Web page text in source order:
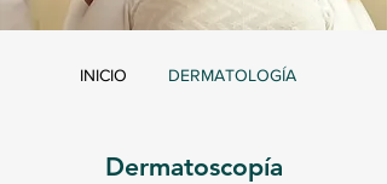
INICIO DERMATOLOGÍA
Dermatoscopía